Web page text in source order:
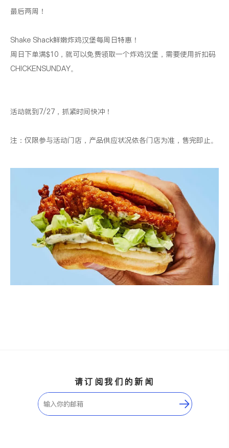
最后两周！
Shake Shack鲜嫩炸鸡汉堡每周日特惠！
周日下单满$10，就可以免费领取一个炸鸡汉堡，需要使用折扣码
CHICKENSUNDAY。
活动就到7/27，抓紧时间快冲！
注：仅限参与活动门店，产品供应状况依各门店为准，售完即止。
请订阅我们的新闻